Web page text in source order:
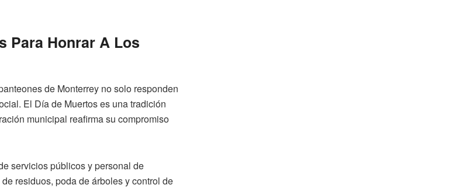
Para Honrar A Los
de Monterrey no solo responden
El Día de Muertos es una tradición
municipal reafirma su compromiso
servicios públicos y personal de
residuos, poda de árboles y control de